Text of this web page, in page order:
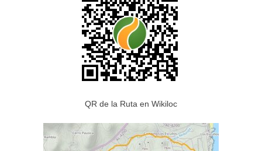
QR de la Ruta en Wikiloc